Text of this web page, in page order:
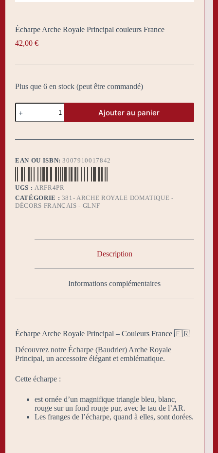
Écharpe Arche Royale Principal couleurs France
42,00 €
Plus que 6 en stock (peut être commandé)
quantité
de
Écharpe
Royale
France
Ajouter au panier
EAN OU ISBN:3007910017842
UGS : ARFR4PR
CATÉGORIE : 381- ARCHE ROYALE DOMATIQUE -
DÉCORS FRANÇAIS - GLNF
Description
Informations complémentaires
Écharpe Arche Royale Principal – Couleurs France 🇫🇷
Découvrez notre Écharpe (Baudrier) Arche Royale
Principal, un accessoire élégant et emblématique.
Cette écharpe :
est ornée d’un magnifique triangle bleu, blanc,
rouge sur un fond rouge pur, avec le tau de l’AR.
Les franges de l’écharpe, quand à elles, sont dorées.